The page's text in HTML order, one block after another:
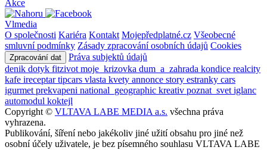
Akce
Vlmedia
O společnosti Kariéra Kontakt Mojepředplatné.cz Všeobecné
smluvní podmínky Zásady zpracování osobních údajů Cookies
Zpracování dat
Práva subjektů údajů
denik dotyk fitzivot moje_krizovka dum_a_zahrada kondice realcity
kafe ireceptartipcars vlasta kvety annonce story estranky cars
igurmet prekvapeni national_geographic kreativ poznat_svet iglanc
automodul koktejl
Copyright © VLTAVA LABE MEDIA a.s. všechna práva
vyhrazena.
Publikování, šíření nebo jakékoliv jiné užití obsahu pro jiné než
osobní účely uživatele, je bez písemného souhlasu VLTAVA LABE